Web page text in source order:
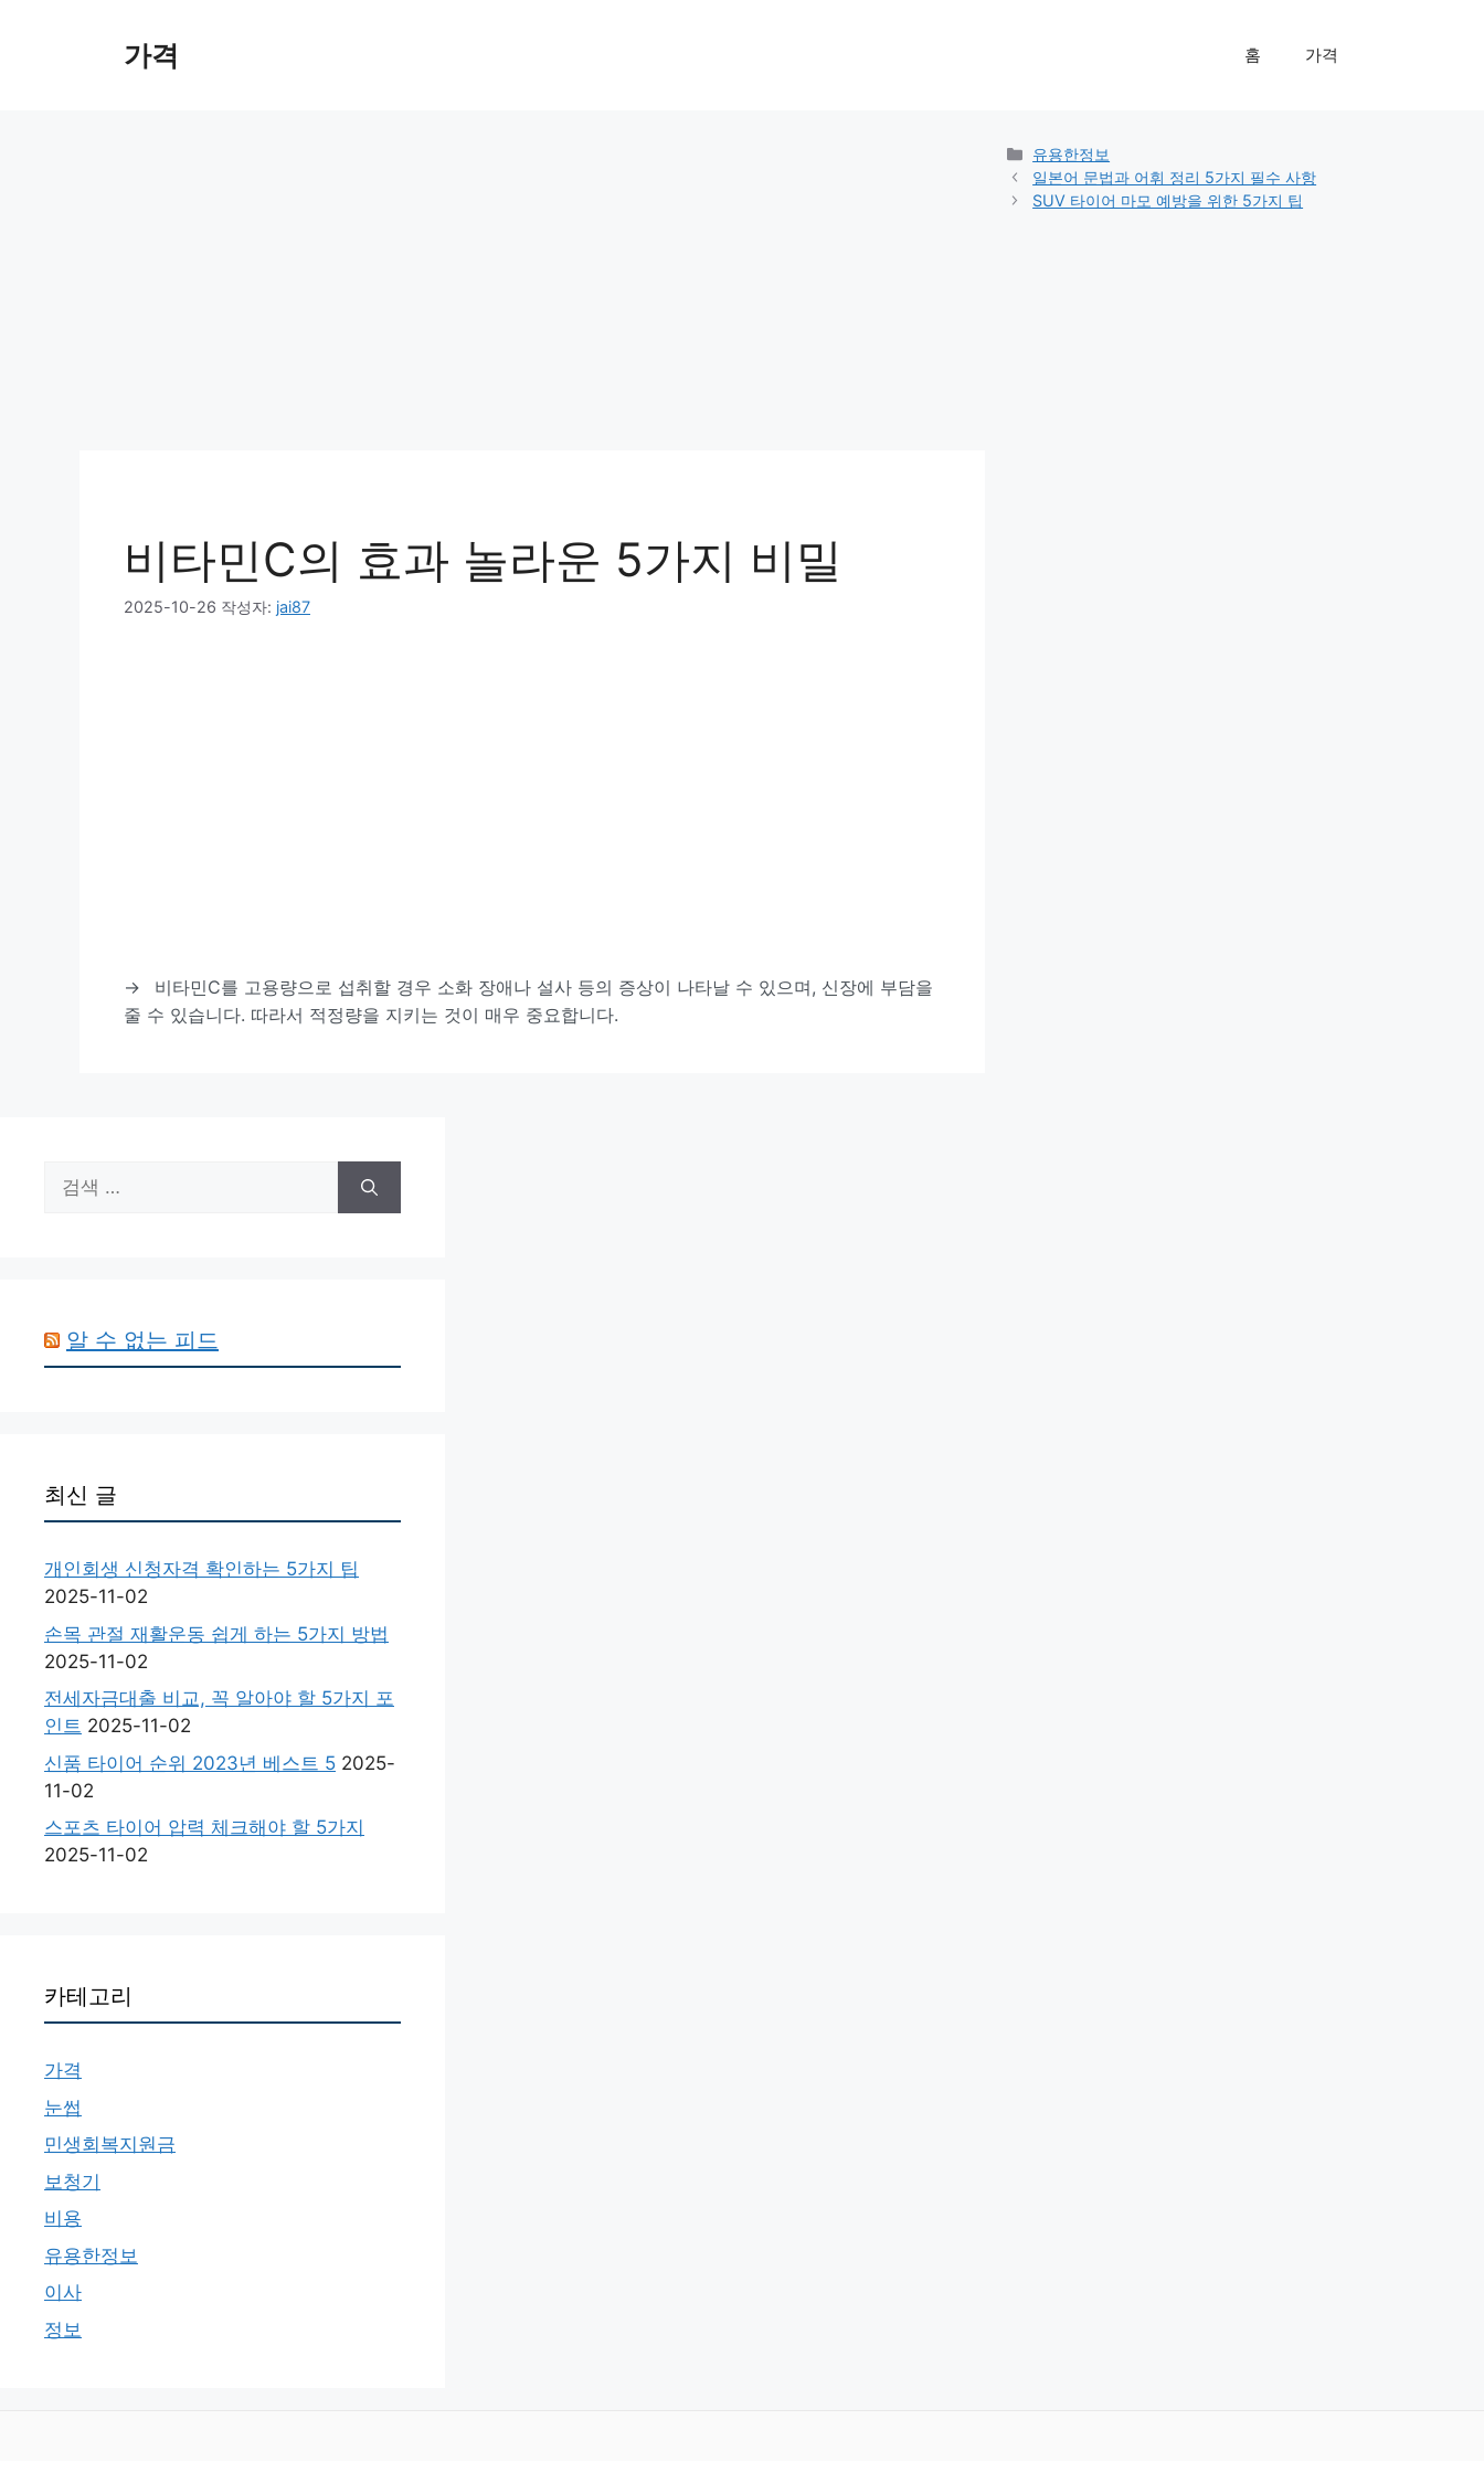
가격 홈 가격
비타민C의 효과 놀라운 5가지 비밀
2025-10-26 작성자: jai87
→
비타민C를 고용량으로 섭취할 경우 소화 장애나 설사 등의 증상이 나타날 수 있으며, 신장에 부담을
줄 수 있습니다. 따라서 적정량을 지키는 것이 매우 중요합니다.
카
테
고
유용한정보
일본어 문법과 어휘 정리 5가지 필수 사항
SUV 타이어 마모 예방을 위한 5가지 팁
색:
알 수 없는 피드
최신 글
개인회생 신청자격 확인하는 5가지 팁
2025-11-02
손목 관절 재활운동 쉽게 하는 5가지 방법
2025-11-02
전세자금대출 비교, 꼭 알아야 할 5가지 포
인트 2025-11-02
신품 타이어 순위 2023년 베스트 5 2025-
11-02
스포츠 타이어 압력 체크해야 할 5가지
2025-11-02
카테고리
가격
눈썹
민생회복지원금
보청기
비용
유용한정보
이사
정보